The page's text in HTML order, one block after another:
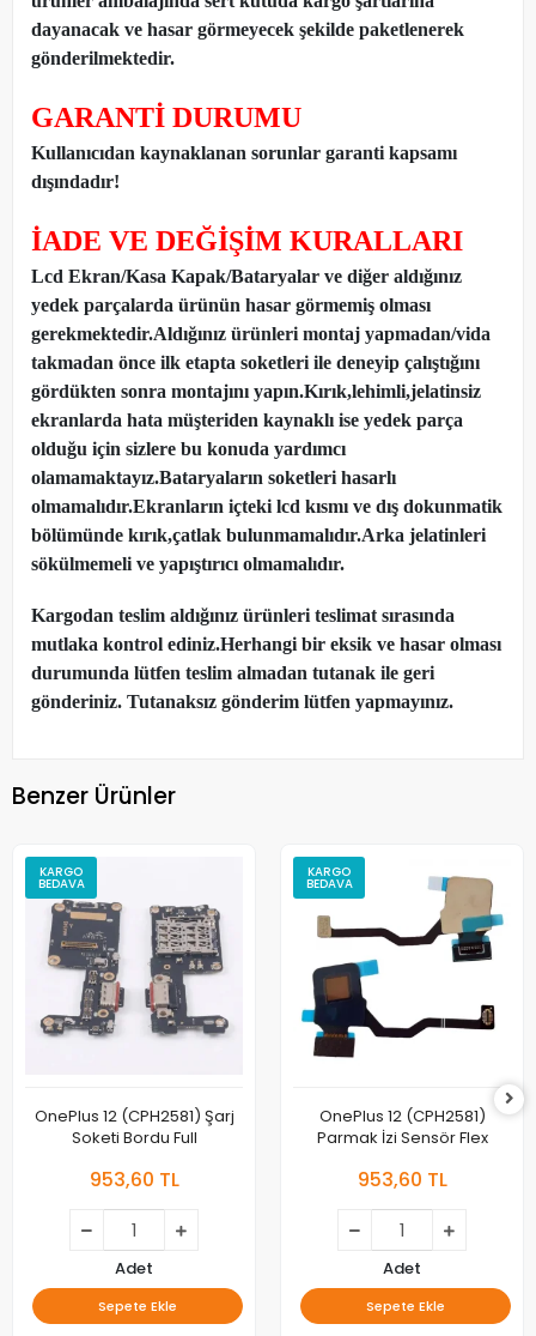
dayanacak ve hasar görmeyecek şekilde paketlenerek
gönderilmektedir.
GARANTİ DURUMU
Kullanıcıdan kaynaklanan sorunlar garanti kapsamı
dışındadır!
İADE VE DEĞİŞİM KURALLARI
Lcd Ekran/Kasa Kapak/Bataryalar ve diğer aldığınız
yedek parçalarda ürünün hasar görmemiş olması
gerekmektedir.Aldığınız ürünleri montaj yapmadan/vida
takmadan önce ilk etapta soketleri ile deneyip çalıştığını
gördükten sonra montajını yapın.Kırık,lehimli,jelatinsiz
ekranlarda hata müşteriden kaynaklı ise yedek parça
olduğu için sizlere bu konuda yardımcı
olamamaktayız.Bataryaların soketleri hasarlı
olmamalıdır.Ekranların içteki lcd kısmı ve dış dokunmatik
bölümünde kırık,çatlak bulunmamalıdır.Arka jelatinleri
sökülmemeli ve yapıştırıcı olmamalıdır.
Kargodan teslim aldığınız ürünleri teslimat sırasında
mutlaka kontrol ediniz.Herhangi bir eksik ve hasar olması
durumunda lütfen teslim almadan tutanak ile geri
gönderiniz. Tutanaksız gönderim lütfen yapmayınız.
Benzer Ürünler
KARGO
BEDAVA
OnePlus 12 (CPH2581) Şarj
Soketi Bordu Full
953,60 TL
Adet
Sepete Ekle
KARGO
BEDAVA
OnePlus 12 (CPH2581)
Parmak İzi Sensör Flex
953,60 TL
Adet
Sepete Ekle